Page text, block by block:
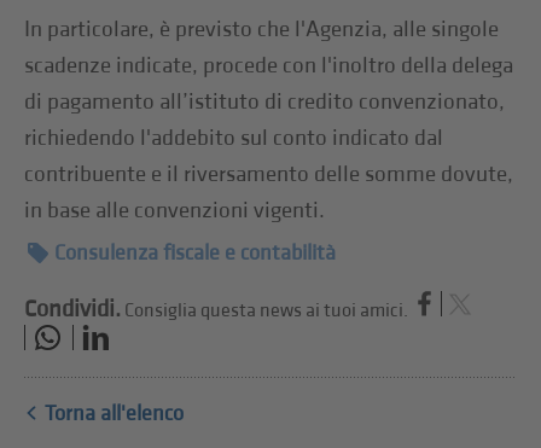
In particolare, è previsto che l'Agenzia, alle singole
scadenze indicate, procede con l'inoltro della delega
di pagamento all’istituto di credito convenzionato,
richiedendo l'addebito sul conto indicato dal
contribuente e il riversamento delle somme dovute,
in base alle convenzioni vigenti.
Consulenza fiscale e contabilità
Condividi. Consiglia questa news ai tuoi amici.
Torna all'elenco